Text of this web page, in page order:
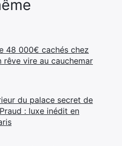
48 000€ cachés chez
rêve vire au cauchemar
du palace secret de
: luxe inédit en